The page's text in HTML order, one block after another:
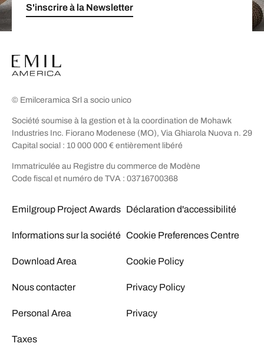
S'inscrire à la Newsletter
© Emilceramica Srl a socio unico
Société soumise à la gestion et à la coordination de Mohawk
Industries Inc. Fiorano Modenese (MO), Via Ghiarola Nuova n. 29
Capital social : 10 000 000 € entièrement libéré
Immatriculée au Registre du commerce de Modène
Code fiscal et numéro de TVA : 03716700368
Emilgroup Project Awards
Informations sur la société
Download Area
Nous contacter
Personal Area
Taxes
Déclaration d'accessibilité
Cookie Preferences Centre
Cookie Policy
Privacy Policy
Privacy